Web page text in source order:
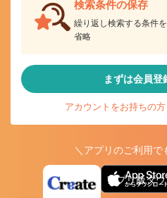
検索条件の保存
繰り返し検索する条件
省略
まずは会員登
アカウントをお持ちの
＼アプリのご利用で
アプリ版ダ